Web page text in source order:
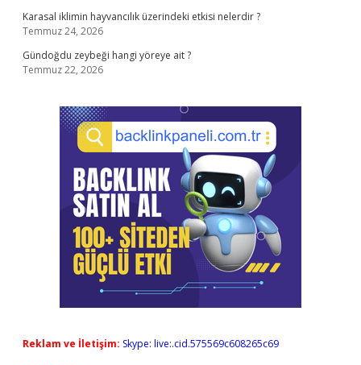
Karasal iklimin hayvancılık üzerindeki etkisi nelerdir ?
Temmuz 24, 2026
Gündoğdu zeybeği hangi yöreye ait ?
Temmuz 22, 2026
Reklam ve İletişim: Skype: live:.cid.575569c608265c69